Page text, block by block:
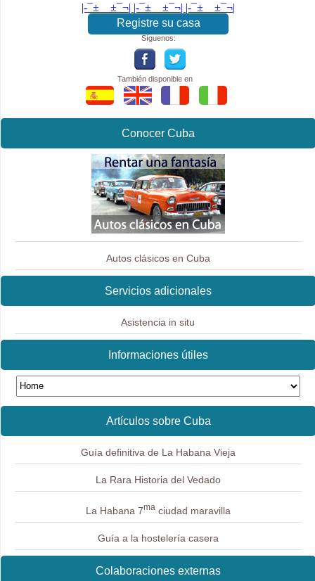
|-¯±­__­±¯¬| |-¯±­__­±¯¬| |-¯±­__­±¯¬|
Registre su casa
Síguenos:
También disponible en
Conocer Cuba
Autos clásicos en Cuba
Servicios adicionales
Asistencia in situ
Informaciones útiles
Artículos sobre Cuba
Guía definitiva de La Habana Vieja
La Rara Historia del Vedado
La Habana 7maciudad maravilla
Guía a la hostelería casera
Colaboraciones externas